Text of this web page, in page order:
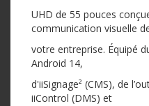
UHD de 55 pouces
communication visuelle
votre entreprise. Équipé
Android 14,
d'iiSignage² (CMS), de
iiControl (DMS) et